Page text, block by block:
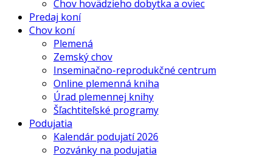
Chov hovädzieho dobytka a oviec
Predaj koní
Chov koní
Plemená
Zemský chov
Inseminačno-reprodukčné centrum
Online plemenná kniha
Úrad plemennej knihy
Šľachtiteľské programy
Podujatia
Kalendár podujatí 2026
Pozvánky na podujatia